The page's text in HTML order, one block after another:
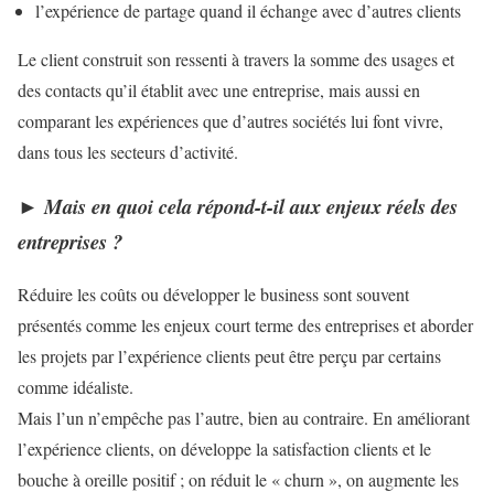
l’expérience de partage quand il échange avec d’autres clients
Le client construit son ressenti à travers la somme des usages et
des contacts qu’il établit avec une entreprise, mais aussi en
comparant les expériences que d’autres sociétés lui font vivre,
dans tous les secteurs d’activité.
►Mais en quoi cela répond-t-il aux enjeux réels des
entreprises ?
Réduire les coûts ou développer le business sont souvent
présentés comme les enjeux court terme des entreprises et aborder
les projets par l’expérience clients peut être perçu par certains
comme idéaliste.
Mais l’un n’empêche pas l’autre, bien au contraire. En améliorant
l’expérience clients, on développe la satisfaction clients et le
bouche à oreille positif ; on réduit le « churn », on augmente les